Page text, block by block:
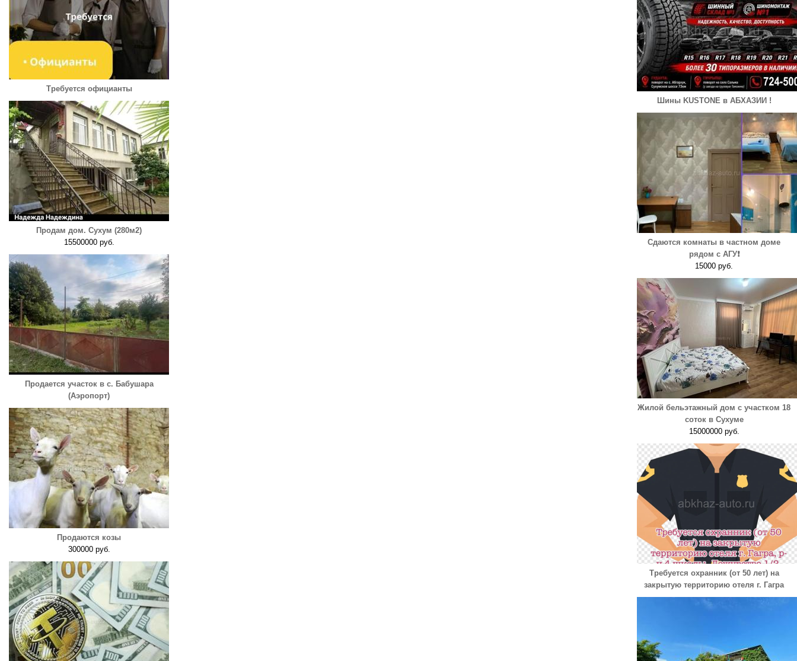
Требуется официанты
Продам дом. Сухум (280м2)
15500000 руб.
Продается участок в с. Бабушара
(Аэропорт)
Продаются козы
300000 руб.
Шины KUSTONE в АБХАЗИИ !
Сдаются комнаты в частном доме
рядом с АГУ❗️
15000 руб.
Жилой бельэтажный дом с участком 18
соток в Сухуме
15000000 руб.
Требуется охранник (от 50 лет) на
закрытую территорию отеля г. Гагра